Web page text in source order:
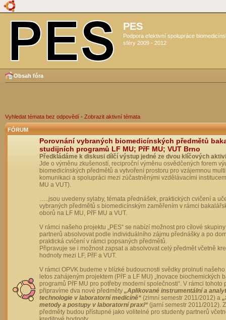
PES
Podpora efektivní spolupráce
sféry 2009 - 2012
Obsah fóra
Vyhledat témata bez odpovědí • Zobrazit aktivní témata
FÓRUM
Porovnání vybraných biomedicínských předmětů
studijních programů LF MU; PřF MU; VUT Brno
Předkládáme k diskusi dílčí výstup jedné ze dvou klíčových
Jde o výměnu zkušeností, reciproční výměnu osvědčených forem
biomedicínských předmětů a vytvoření prostoru pro vzájemnou
komunikaci a spolupráci mezi zúčastněnými vzdělávacími
MU a VUT).
…..jsou uvedeny sylaby, témata přednášek, praktických cvičení a
vybraných předmětů s biomedicínským zaměřením v rámci
oborů na LF MU, PřF MU a VUT.
V rámci našeho projektu „PES“ se nabízí možnost pro cílové
partnerů absolvovat podle individuálního zájmu přednášky a po
praktická cvičení v rámci popsaných předmětů.
Připravuje se i možnost zapsat a absolvovat celý předmět včetně
hodnoty mezi LF, PřF a VUT.
V rámci OPVK budeme v blízké budoucnosti svědky prolnutí
letos zahájeným projektem (PřF a LF MU) „Inovace biochemických
programů PřF MU pro potřeby moderní společnosti“. V rámci tohoto
připravíme dva nové předměty „Aplikované instrumentální a
technologie v laboratorní medicíně“ (zimní semestr 2011/2012) a
metody a postupy v laboratorní praxi“ (jarní semestr 2011/2012).
předměty budou přístupné jako volitelné pro studenty partnerů